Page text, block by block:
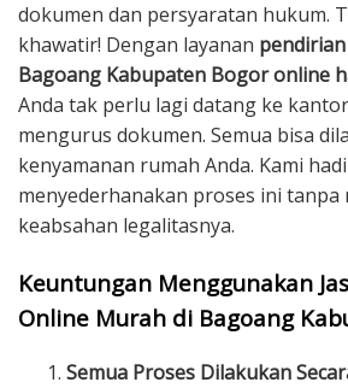
dokumen dan persyaratan hukum.
khawatir! Dengan layanan
Bagoang Kabupaten Bogor online
Anda tak perlu lagi datang ke
mengurus dokumen. Semua bisa
kenyamanan rumah Anda. Kami
menyederhanakan proses ini tanpa
keabsahan legalitasnya.
Keuntungan Menggunakan
Online Murah di Bagoang
Semua Proses Dilakukan